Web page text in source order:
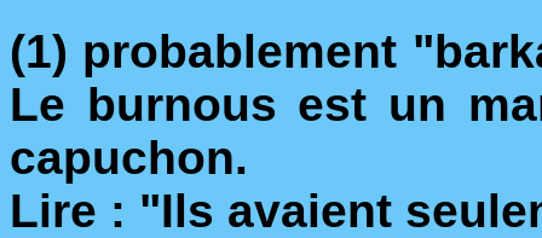
(1) probablement
Le burnous est un
capuchon.
Lire : "Ils avaient